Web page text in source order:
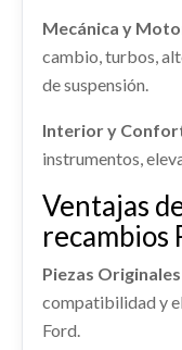
IZQUIERDA
CERRADURA
usado.
Ref:
ALETIN
ALETIN
FORD KUGA II
Ref: 2387178
44,22 €
MANGUETA
usado.
FORD KUGA II
AFORADOR
FORD KUGA II
Ref:
58,30 €
Ref: 2236237
Mecánica y
cambio, turbos,
de suspensión.
Interior y
instrumentos,
Ventajas
recambios
Piezas
compatibilidad y
Ford.